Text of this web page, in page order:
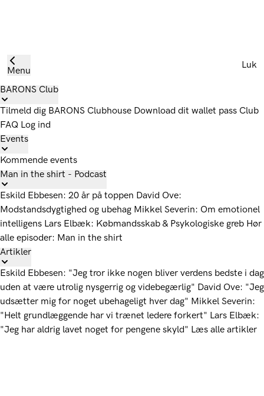
Menu
Luk
BARONS Club
Tilmeld dig BARONS Clubhouse Download dit wallet pass Club
FAQ Log ind
Events
Kommende events
Man in the shirt - Podcast
Eskild Ebbesen: 20 år på toppen David Ove:
Modstandsdygtighed og ubehag Mikkel Severin: Om emotionel
intelligens Lars Elbæk: Købmandsskab & Psykologiske greb Hør
alle episoder: Man in the shirt
Artikler
Eskild Ebbesen: "Jeg tror ikke nogen bliver verdens bedste i dag
uden at være utrolig nysgerrig og videbegærlig" David Ove: "Jeg
udsætter mig for noget ubehageligt hver dag" Mikkel Severin:
"Helt grundlæggende har vi trænet ledere forkert" Lars Elbæk:
"Jeg har aldrig lavet noget for pengene skyld" Læs alle artikler